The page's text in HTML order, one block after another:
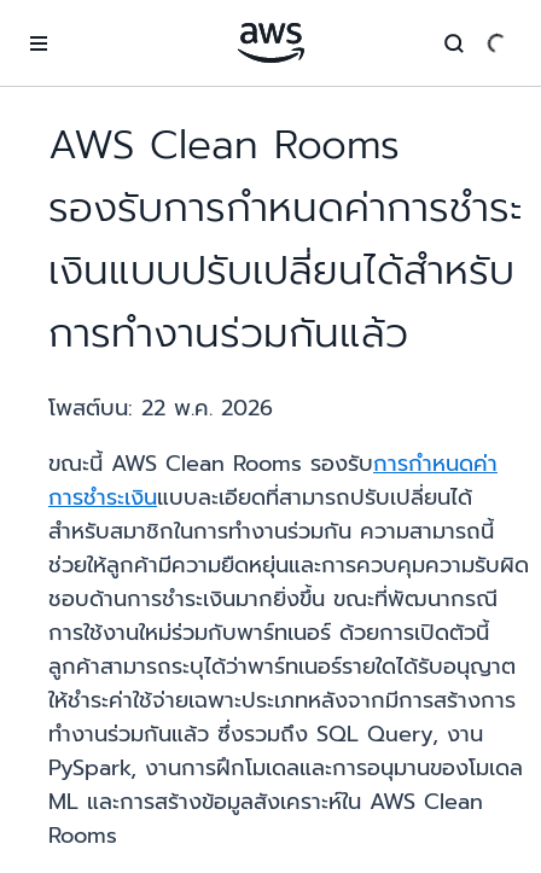
AWS Clean Rooms
รองรับการกำหนดค่าการชำระ
เงินแบบปรับเปลี่ยนได้สำหรับ
การทำงานร่วมกันแล้ว
โพสต์บน: 22 พ.ค. 2026
ขณะนี้ AWS Clean Rooms รองรับการกำหนดค่า
การชำระเงินแบบละเอียดที่สามารถปรับเปลี่ยนได้
สำหรับสมาชิกในการทำงานร่วมกัน ความสามารถนี้
ช่วยให้ลูกค้ามีความยืดหยุ่นและการควบคุมความรับผิด
ชอบด้านการชำระเงินมากยิ่งขึ้น ขณะที่พัฒนากรณี
การใช้งานใหม่ร่วมกับพาร์ทเนอร์ ด้วยการเปิดตัวนี้
ลูกค้าสามารถระบุได้ว่าพาร์ทเนอร์รายใดได้รับอนุญาต
ให้ชำระค่าใช้จ่ายเฉพาะประเภทหลังจากมีการสร้างการ
ทำงานร่วมกันแล้ว ซึ่งรวมถึง SQL Query, งาน
PySpark, งานการฝึกโมเดลและการอนุมานของโมเดล
ML และการสร้างข้อมูลสังเคราะห์ใน AWS Clean
Rooms